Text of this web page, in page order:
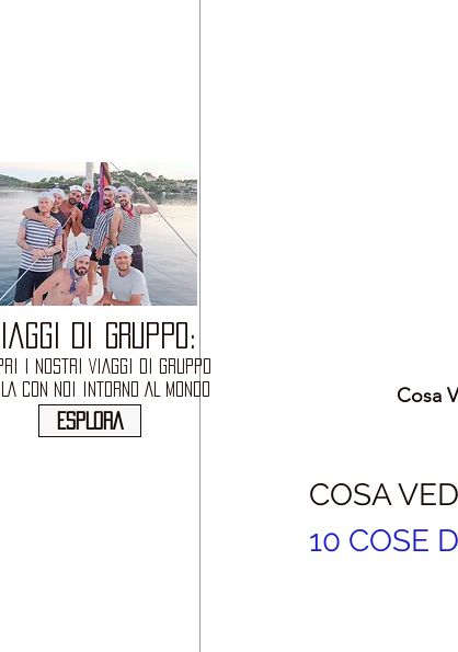
Cosa
COSA
10 COSE
DI GRUPPO:
I NOSTRI VIAGGI DI GRUPPO
CON NOI INTORNO AL MONDO
ESPLORA